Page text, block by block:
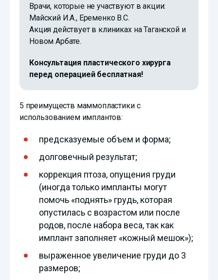
Врачи, которые не участвуют в акции:
Майский И.А., Еременко В.С.
Акция действует в клиниках на Таганской и
Новом Арбате.
Консультация пластического хирурга
перед операцией бесплатная!
5 преимуществ маммопластики с
использованием имплантов:
предсказуемые объем и форма;
долговечный результат;
коррекция птоза, опущения груди
(иногда только импланты могут
помочь «поднять» грудь, которая
опустилась с возрастом или после
родов, после набора веса, так как
имплант заполняет «кожный мешок»);
выраженное увеличение груди до 3
размеров;